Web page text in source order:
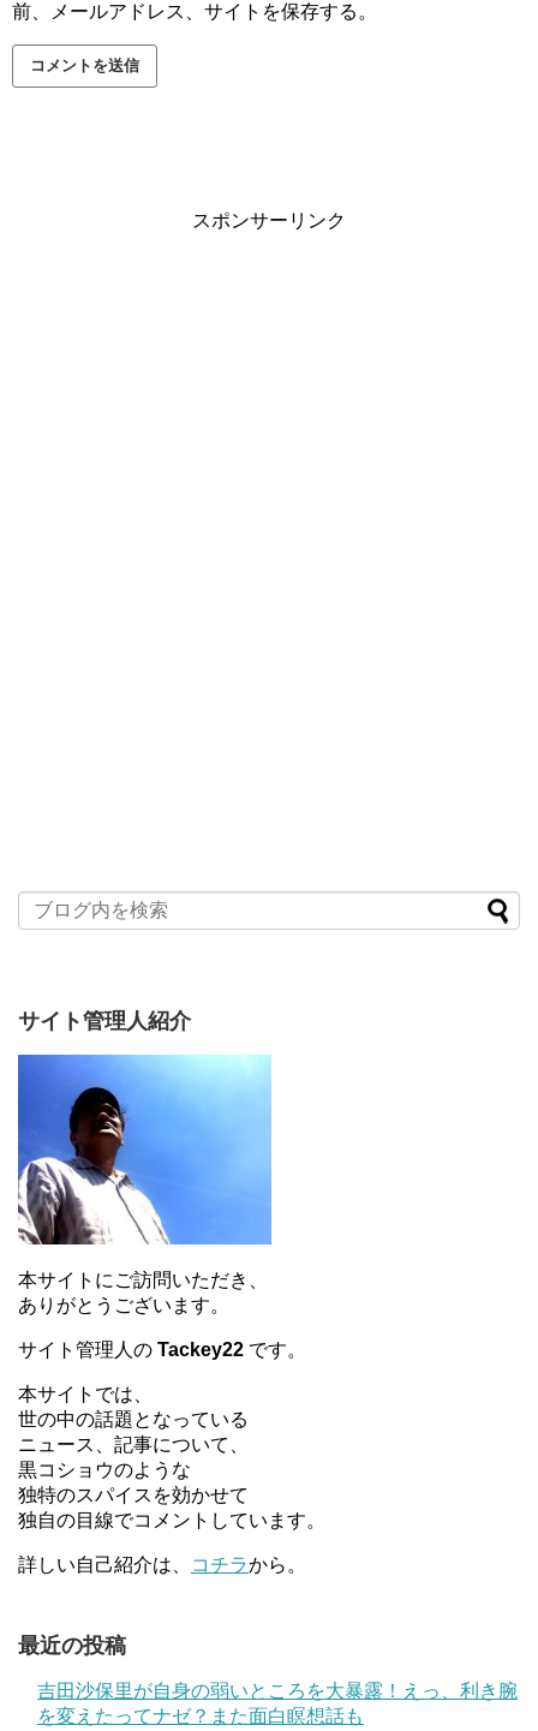
前、メールアドレス、サイトを保存する。
スポンサーリンク
サイト管理人紹介
本サイトにご訪問いただき、
ありがとうございます。
サイト管理人の Tackey22 です。
本サイトでは、
世の中の話題となっている
ニュース、記事について、
黒コショウのような
独特のスパイスを効かせて
独自の目線でコメントしています。
詳しい自己紹介は、 コチラから。
最近の投稿
吉田沙保里が自身の弱いところを大暴露！えっ、利き腕
を変えたってナゼ？また面白瞑想話も